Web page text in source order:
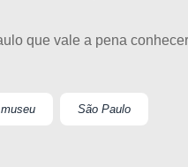
que vale a pena
museu São Paulo